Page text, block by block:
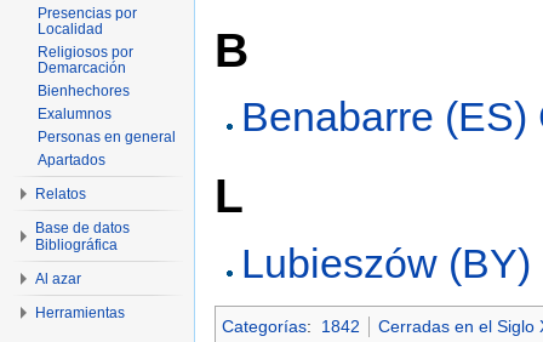
B
Benabarre (ES)
L
Lubieszów
Categorías: 1842 Cerradas en el Siglo
Presencias por
Localidad
Religiosos por
Demarcación
Bienhechores
Exalumnos
Personas en general
Apartados
Relatos
Base de datos
Bibliográfica
Al azar
Herramientas